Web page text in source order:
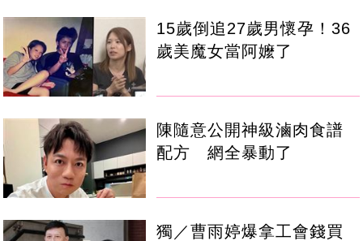
15歲倒追27歲男懷孕！36
歲美魔女當阿嬤了
陳隨意公開神級滷肉食譜
配方 網全暴動了
獨／曹雨婷爆拿工會錢買